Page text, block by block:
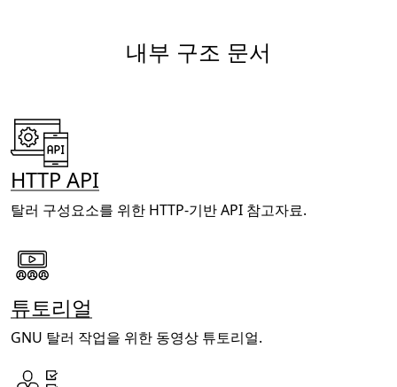
내부 구조 문서
HTTP API
탈러 구성요소를 위한 HTTP-기반 API 참고자료.
튜토리얼
GNU 탈러 작업을 위한 동영상 튜토리얼.